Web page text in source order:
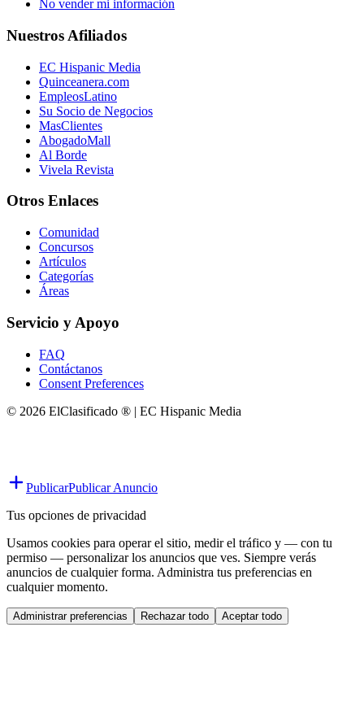
No vender mi información
Nuestros Afiliados
EC Hispanic Media
Quinceanera.com
EmpleosLatino
Su Socio de Negocios
MasClientes
AbogadoMall
Al Borde
Vivela Revista
Otros Enlaces
Comunidad
Concursos
Artículos
Categorías
Áreas
Servicio y Apoyo
FAQ
Contáctanos
Consent Preferences
© 2026 ElClasificado ® | EC Hispanic Media
PublicarPublicar Anuncio
Tus opciones de privacidad
Usamos cookies para operar el sitio, medir el tráfico y — con tu
permiso — personalizar los anuncios que ves. Siempre verás
anuncios de cualquier forma. Administra tus preferencias en
cualquier momento.
Administrar preferencias Rechazar todo Aceptar todo